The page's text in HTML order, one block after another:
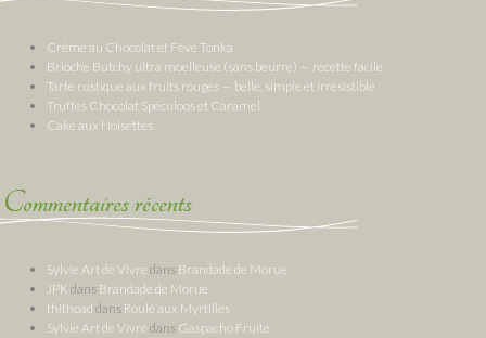
Crème au Chocolat et Fève Tonka
Brioche Butchy ultra moelleuse (sans beurre) — recette facile
Tarte rustique aux fruits rouges — belle, simple et irrésistible
Truffes Chocolat Spéculoos et Caramel
Cake aux Noisettes
Commentaires récents
Sylvie Art de Vivre dans Brandade de Morue
JPK dans Brandade de Morue
thithoad dans Roulé aux Myrtilles
Sylvie Art de Vivre dans Gaspacho Fruité